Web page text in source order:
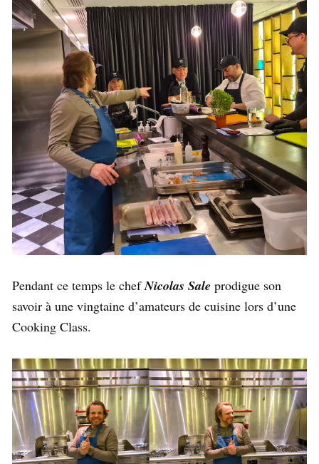
Pendant ce temps le chefNicolas Sale prodigue son
savoir à une vingtaine d’amateurs de cuisine lors d’une
Cooking Class.